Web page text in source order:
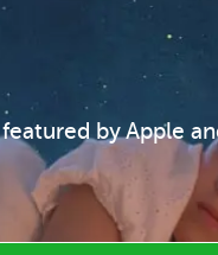
by Apple